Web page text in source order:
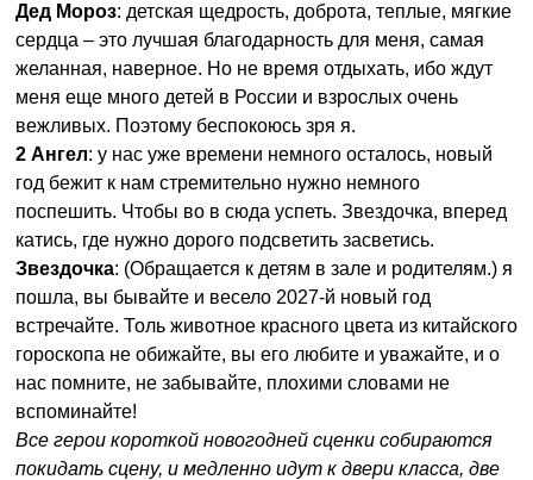
Дед Мороз: детская щедрость, доброта, теплые, мягкие
сердца – это лучшая благодарность для меня, самая
желанная, наверное. Но не время отдыхать, ибо ждут
меня еще много детей в России и взрослых очень
вежливых. Поэтому беспокоюсь зря я.
2 Ангел: у нас уже времени немного осталось, новый
год бежит к нам стремительно нужно немного
поспешить. Чтобы во в сюда успеть. Звездочка, вперед
катись, где нужно дорого подсветить засветись.
Звездочка: (Обращается к детям в зале и родителям.) я
пошла, вы бывайте и весело 2027-й новый год
встречайте. Толь животное красного цвета из китайского
гороскопа не обижайте, вы его любите и уважайте, и о
нас помните, не забывайте, плохими словами не
вспоминайте!
Все герои короткой новогодней сценки собираются
покидать сцену, и медленно идут к двери класса, две